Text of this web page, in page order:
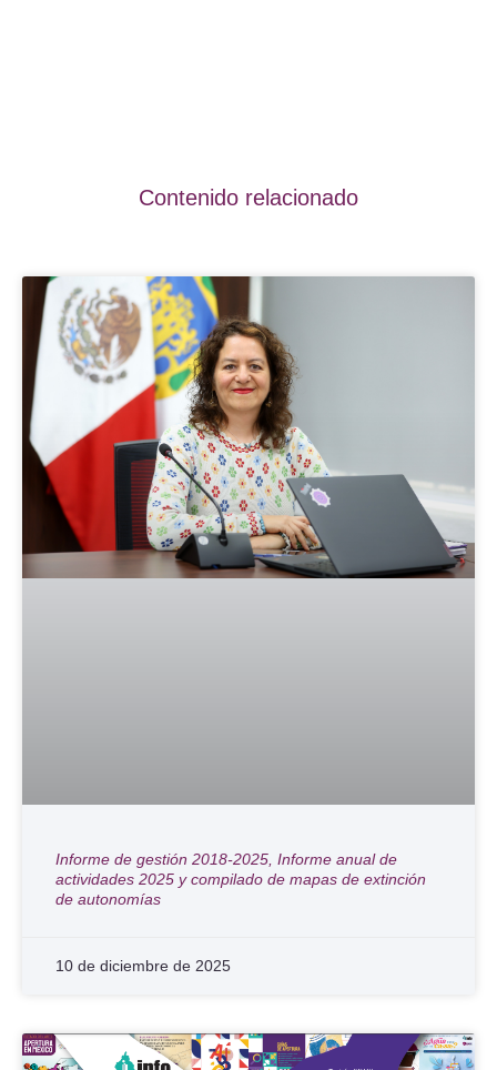
Contenido relacionado
Informe de gestión 2018-2025, Informe anual de
actividades 2025 y compilado de mapas de extinción
de autonomías
10 de diciembre de 2025